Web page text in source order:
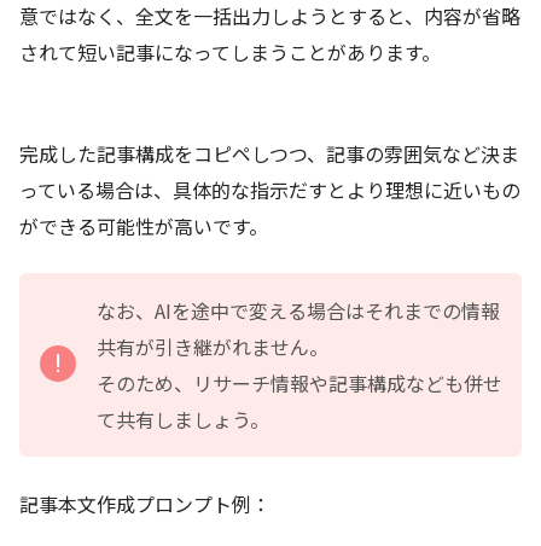
意ではなく、全文を一括出力しようとすると、内容が省略
されて短い記事になってしまうことがあります。
完成した記事構成をコピペしつつ、記事の雰囲気など決ま
っている場合は、具体的な指示だすとより理想に近いもの
ができる可能性が高いです。
なお、AIを途中で変える場合はそれまでの情報
共有が引き継がれません。
そのため、リサーチ情報や記事構成なども併せ
て共有しましょう。
記事本文作成プロンプト例：